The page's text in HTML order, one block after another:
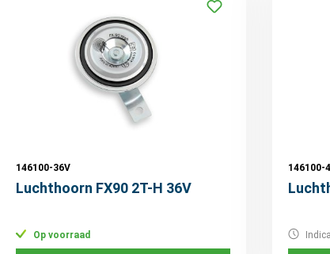
146100-36V
Luchthoorn FX90 2T-H 36V
Op voorraad
146100-